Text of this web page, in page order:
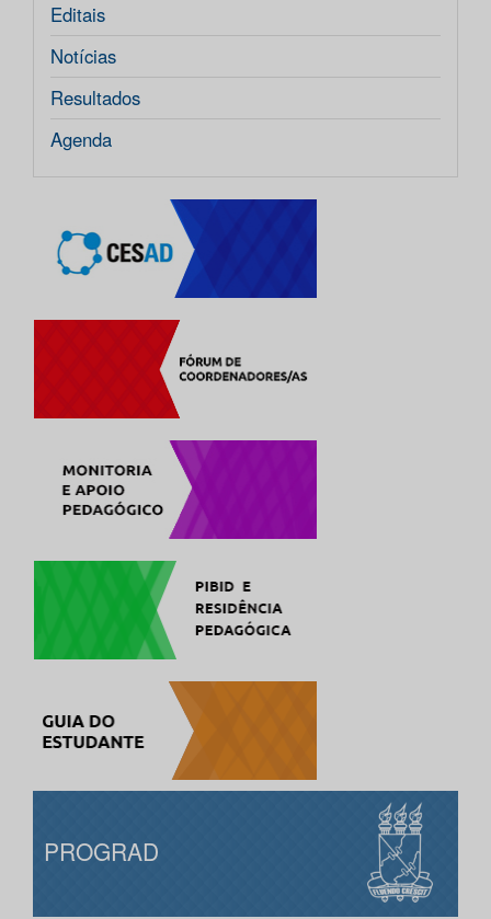
Editais
Notícias
Resultados
Agenda
PROGRAD